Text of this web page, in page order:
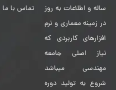
ساله و اطلاعات به روز
در زمینه معماری و نرم
افزارهای کاربردی که
نیاز اصلی جامعه
مهندسی میباشد
شروع به تولید دوره
تماس با ما